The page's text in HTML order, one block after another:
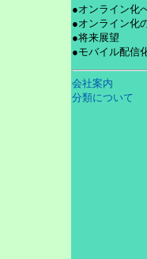
●オンライン化
●オンライン化
●将来展望
●モバイル配信
会社案内
分類について